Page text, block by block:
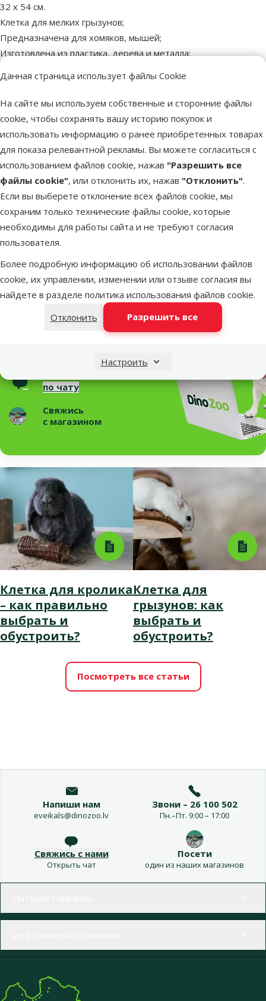
Данная страница использует файлы Cookie
На сайте мы используем собственные и сторонние файлы
cookie, чтобы сохранять вашу историю покупок и
использовать информацию о ранее приобретенных товарах
для показа релевантной рекламы. Вы можете согласиться с
использованием файлов cookie, нажав "Разрешить все
файлы cookie", или отклонить их, нажав "Отклонить".
Если вы выберете отклонение всех файлов cookie, мы
сохраним только технические файлы cookie, которые
необходимы для работы сайта и не требуют согласия
пользователя.
Более подробную информацию об использовании файлов
cookie, их управлении, изменении или отзыве согласия вы
найдете в разделе политика использования файлов cookie.
Отклонить
Разрешить все
Настроить
32 x 54 см.
Клетка для мелких грызунов;
Предназначена для хомяков, мышей;
Изготовлена из пластика, дерева и металла;
Модель проста в сборке и уходе.
Размеры: 58 x 32 x 54 см.
Параметры
Клетка с оборудованием
Да
Материал
Дерево, Металл, Пластмасса
Цвет
Бежевый
Грызун
Хомяк, Мышка
Длина
58 cm
Бренд
Статьи и советы
Необходима помощь?
Свяжись с нами, мы поможем!
по чату
Свяжись
с магазином
Клетка для кролика
– как правильно
выбрать и
обустроить?
Клетка для
грызунов: как
выбрать и
обустроить?
Посмотреть все статьи
Напиши нам
eveikals@dinozoo.lv
Звони – 26 100 502
Пн.–Пт. 9:00 – 17:00
Свяжись с нами
Открыть чат
Посети
один из наших магазинов